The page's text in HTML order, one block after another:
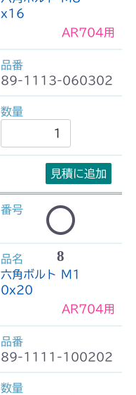
x16
AR704用
89-1113-060302
見積に追加
8
六角ボルト M1
0x20
AR704用
89-1111-100202